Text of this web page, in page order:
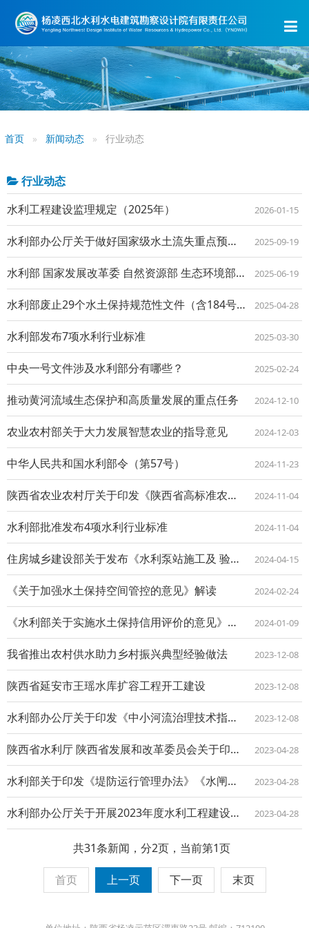
首页 新闻动态 行业动态
行业动态
水利工程建设监理规定（2025年）
2026-01-15
水利部办公厅关于做好国家级水土流失重点预防区和重点治理区落地上图成果应用的通知 2025-09-19
水利部 国家发展改革委 自然资源部 生态环境部 国务院国资委 国家能源局关于印发... 2025-06-19
水利部废止29个水土保持规范性文件（含184号文） 2025-04-28
水利部发布7项水利行业标准 2025-03-30
中央一号文件涉及水利部分有哪些？ 2025-02-24
推动黄河流域生态保护和高质量发展的重点任务 2024-12-10
农业农村部关于大力发展智慧农业的指导意见 2024-12-03
中华人民共和国水利部令（第57号） 2024-11-23
陕西省农业农村厅关于印发《陕西省高标准农田建设项目 管理办法》的通知 2024-11-04
水利部批准发布4项水利行业标准 2024-11-04
住房城乡建设部关于发布《水利泵站施工及 验收标准》工程建设标准英文版的公告 2024-04-15
《关于加强水土保持空间管控的意见》解读 2024-02-24
《水利部关于实施水土保持信用评价的意见》解读 2024-01-09
我省推出农村供水助力乡村振兴典型经验做法 2023-12-08
陕西省延安市王瑶水库扩容工程开工建设 2023-12-08
水利部办公厅关于印发《中小河流治理技术指南（试行）》的通知 2023-12-08
陕西省水利厅 陕西省发展和改革委员会关于印发《陕西省黄土高原地区淤地坝工程建设管... 2023-04-28
水利部关于印发《堤防运行管理办法》《水闸运行管理办法》的通知 2023-04-28
水利部办公厅关于开展2023年度水利工程建设监理单位和甲级质量检测单位“双随机、... 2023-04-28
共31条新闻，分2页，当前第1页
首页 上一页 下一页 末页